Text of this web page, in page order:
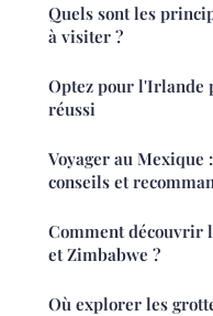
Quels sont les
à visiter ?
Optez pour l'Irlande
réussi
Voyager au
conseils et
Comment découvrir
et Zimbabwe ?
Où explorer les